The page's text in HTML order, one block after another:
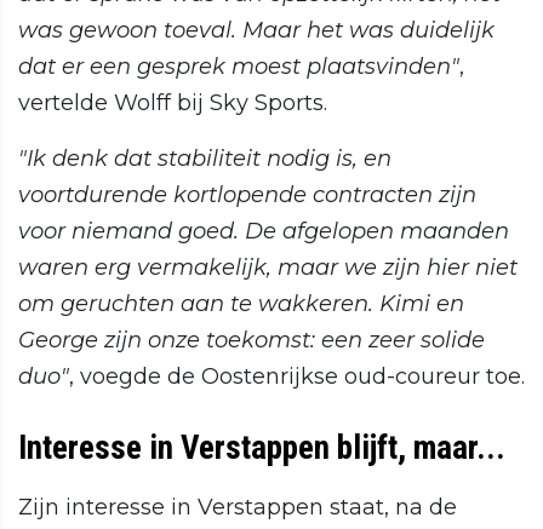
was gewoon toeval. Maar het was duidelijk
dat er een gesprek moest plaatsvinden",
vertelde Wolff bij Sky Sports.
"Ik denk dat stabiliteit nodig is, en
voortdurende kortlopende contracten zijn
voor niemand goed. De afgelopen maanden
waren erg vermakelijk, maar we zijn hier niet
om geruchten aan te wakkeren. Kimi en
George zijn onze toekomst: een zeer solide
duo", voegde de Oostenrijkse oud-coureur toe.
Interesse in Verstappen blijft, maar...
Zijn interesse in Verstappen staat, na de